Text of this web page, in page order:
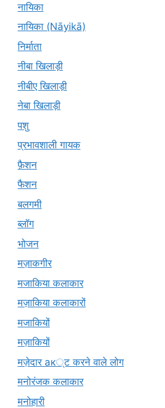
नायिका
नायिका (Nāyikā)
निर्माता
नीबा खिलाड़ी
नीबीए खिलाड़ी
नेबा खिलाड़ी
पशु
प्रभावशाली गायक
फ़ैशन
फैशन
बलगमी
ब्लॉग
भोजन
मज़ाकगीर
मजाकिया कलाकार
मज़ाकिया कलाकारों
मजाकियों
मज़ाकियों
मज़ेदार ак्ट करने वाले लोग
मनोरंजक कलाकार
मनोहारी